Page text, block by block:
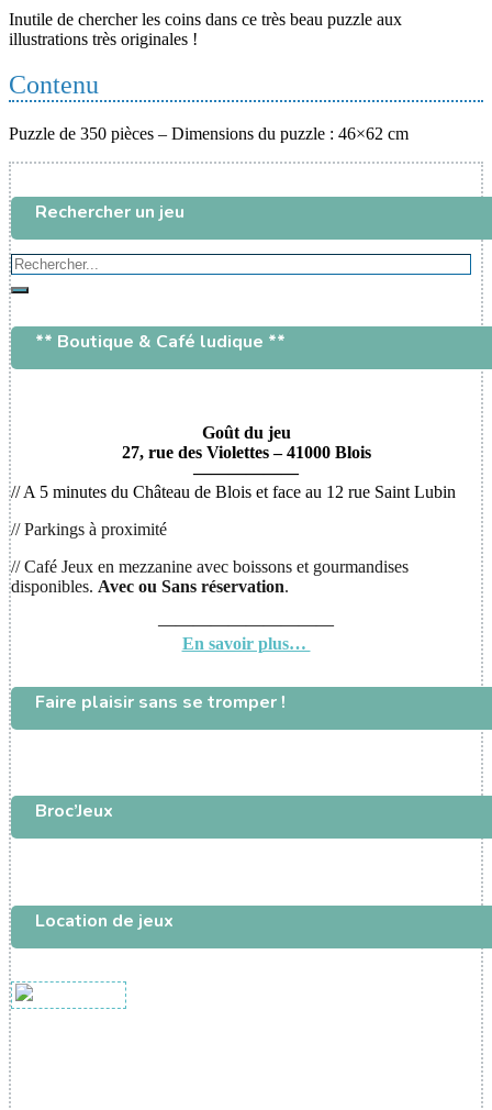
Inutile de chercher les coins dans ce très beau puzzle aux
illustrations très originales !
Contenu
Puzzle de 350 pièces – Dimensions du puzzle : 46×62 cm
Rechercher un jeu
Rechercher...
Rechercher
** Boutique & Café ludique **
Goût du jeu
27, rue des Violettes – 41000 Blois
——————
// A 5 minutes du Château de Blois et face au 12 rue Saint Lubin
// Parkings à proximité
// Café Jeux en mezzanine avec boissons et gourmandises
disponibles. Avec ou Sans réservation.
——————————
En savoir plus…
Faire plaisir sans se tromper !
Broc’Jeux
Location de jeux